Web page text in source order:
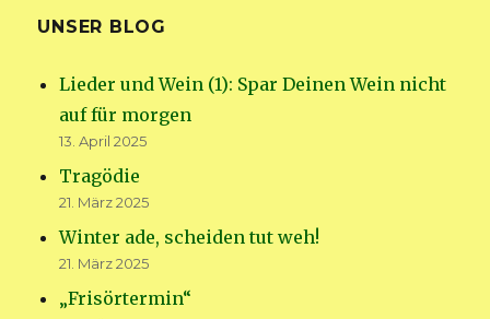
UNSER BLOG
Lieder und Wein (1): Spar Deinen Wein nicht
auf für morgen
13. April 2025
Tragödie
21. März 2025
Winter ade, scheiden tut weh!
21. März 2025
„Frisörtermin“